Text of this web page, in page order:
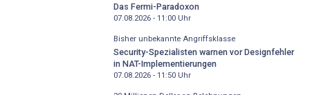
Das Fermi-Paradoxon
07.08.2026 - 11:00Uhr
Bisher unbekannte Angriffsklasse
Security-Spezialisten warnen vor Designfehler
in NAT-Implementierungen
07.08.2026 - 11:50Uhr